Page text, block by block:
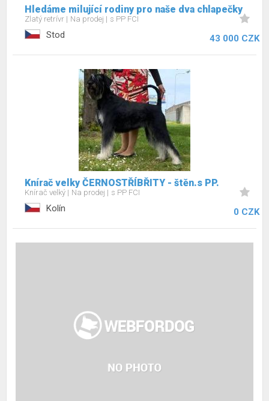
Hledáme milující rodiny pro naše dva chlapečky
Zlatý retrívr Na prodej s PP FCI
Stod 43 000 CZK
Knírač velky ČERNOSTŘÍBŘITY - štěn.s PP.
Knírač velký Na prodej s PP FCI
Kolín 0 CZK